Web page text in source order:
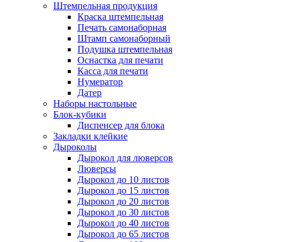
Штемпельная продукция
Краска штемпельная
Печать самонаборная
Штамп самонаборный
Подушка штемпельная
Оснастка для печати
Касса для печати
Нумератор
Датер
Наборы настольные
Блок-кубики
Диспенсер для блока
Закладки клейкие
Дыроколы
Дырокол для люверсов
Люверсы
Дырокол до 10 листов
Дырокол до 15 листов
Дырокол до 20 листов
Дырокол до 30 листов
Дырокол до 40 листов
Дырокол до 65 листов